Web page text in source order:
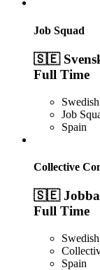
Job Squad
🇸🇪
Full Time
Swedish
Job
Spain
Collective
🇸🇪 Jobba i
Full Time
Swedish
Spain